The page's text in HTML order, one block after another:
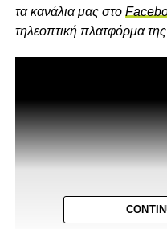
τα κανάλια μας στο
τηλεοπτική πλατφόρμα της